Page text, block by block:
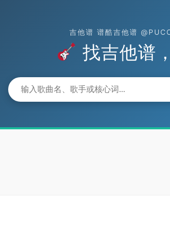
吉他谱 谱酷吉他谱
找吉他谱